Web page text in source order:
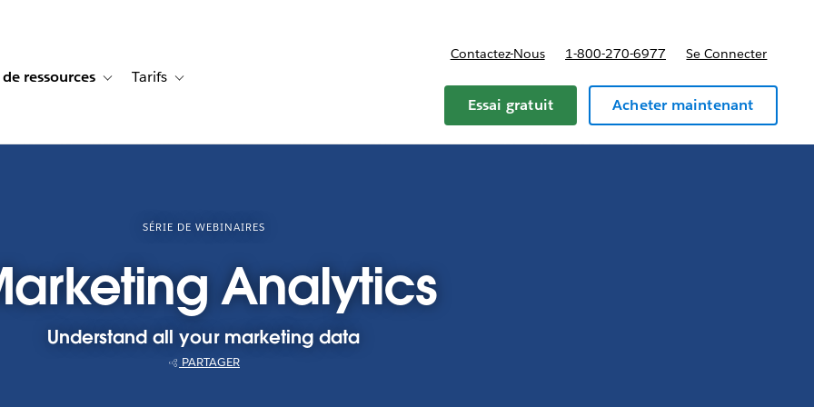
de cas for Solutions
ressources Toggle sub-navigation for Centre de ressources
Tarifs Toggle sub-navigation for Tarifs
Contactez-Nous 1-800-270-6977 Se Connecter
Essai gratuit Acheter maintenant
SÉRIE DE WEBINAIRES
Analytics
Understand all your marketing data
PARTAGER